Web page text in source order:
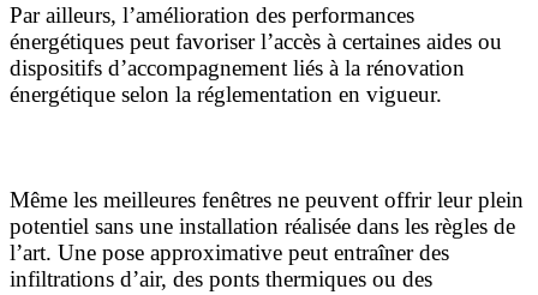
Par ailleurs, l’amélioration des performances
énergétiques peut favoriser l’accès à certaines aides ou
dispositifs d’accompagnement liés à la rénovation
énergétique selon la réglementation en vigueur.
Même les meilleures fenêtres ne peuvent offrir leur plein
potentiel sans une installation réalisée dans les règles de
l’art. Une pose approximative peut entraîner des
infiltrations d’air, des ponts thermiques ou des